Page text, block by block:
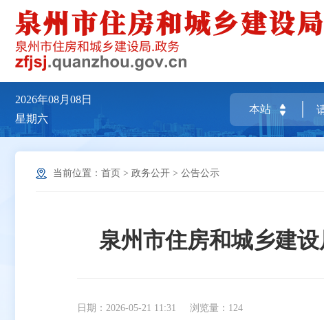
2026年08月08日
星期六
当前位置： 首页 > 政务公开 > 公告公示
泉州市住房和城乡建
日期：2026-05-21 11:31 浏览量： 124